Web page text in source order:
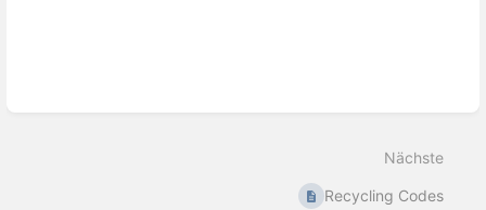
Nächste
Recycling Codes